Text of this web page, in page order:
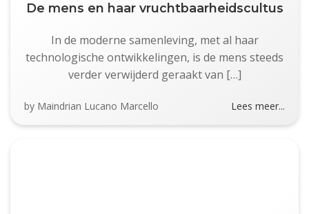
De mens en haar vruchtbaarheidscultus
In de moderne samenleving, met al haar
technologische ontwikkelingen, is de mens steeds
verder verwijderd geraakt van […]
by Maindrian Lucano Marcello Lees meer...